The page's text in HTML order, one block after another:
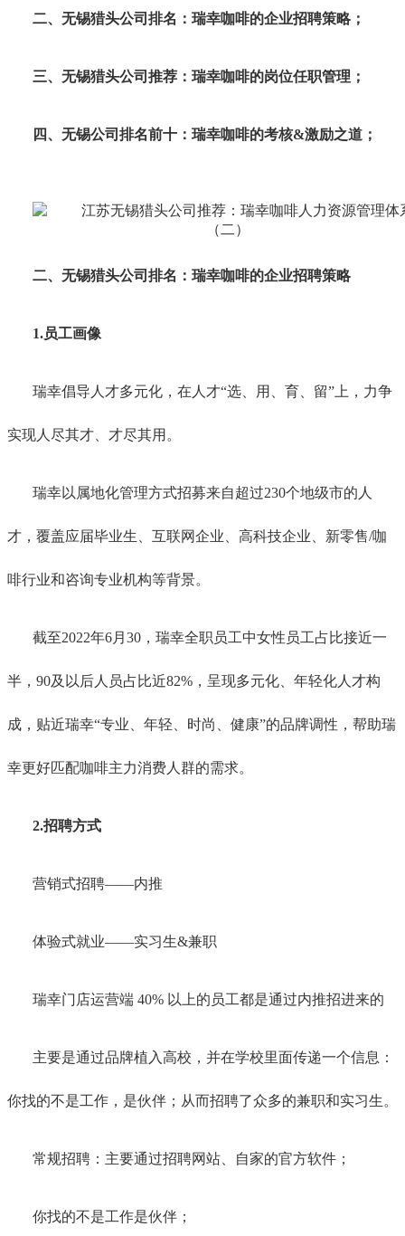
二、 无锡猎头公司排名：瑞幸咖啡的企业招聘策略；
三、 无锡猎头公司推荐：瑞幸咖啡的岗位任职管理；
四、 无锡公司排名前十：瑞幸咖啡的考核&激励之道；
二、 无锡猎头公司排名：瑞幸咖啡的企业招聘策略
1.员工画像
瑞幸倡导人才多元化，在人才“选、用、育、留”上，力争
实现人尽其才、才尽其用。
瑞幸以属地化管理方式招募来自超过230个地级市的人
才，覆盖应届毕业生、互联网企业、高科技企业、新零售/咖
啡行业和咨询专业机构等背景。
截至2022年6月30，瑞幸全职员工中女性员工占比接近一
半，90及以后人员占比近82%，呈现多元化、年轻化人才构
成，贴近瑞幸“专业、年轻、时尚、健康”的品牌调性，帮助瑞
幸更好匹配咖啡主力消费人群的需求。
2.招聘方式
营销式招聘——内推
体验式就业——实习生&兼职
瑞幸门店运营端 40% 以上的员工都是通过内推招进来的
主要是通过品牌植入高校，并在学校里面传递一个信息：
你找的不是工作，是伙伴；从而招聘了众多的兼职和实习生。
常规招聘：主要通过招聘网站、自家的官方软件；
你找的不是工作是伙伴；